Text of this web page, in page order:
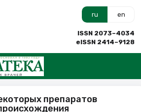
ru en
ISSN 2073–4034
eISSN 2414–9128
препаратов